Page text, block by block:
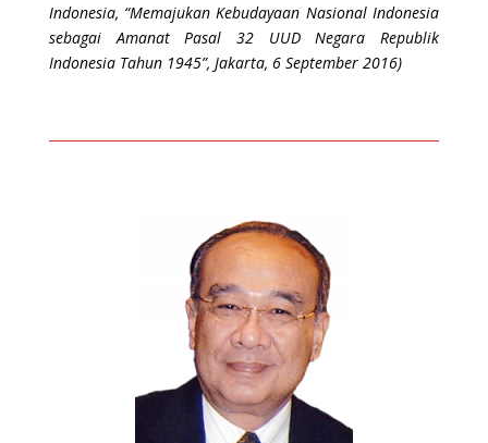
Indonesia, “Memajukan Kebudayaan Nasional Indonesia
sebagai Amanat Pasal 32 UUD Negara Republik
Indonesia Tahun 1945”, Jakarta, 6 September 2016)